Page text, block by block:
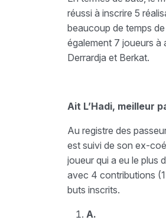
réussi à inscrire 5
beaucoup de temps
également 7 joueurs à
Derrardja et Berkat.
Ait L’Hadi, meilleur
Au registre des
est suivi de son ex-
joueur qui a eu le plus
avec 4 contributions
buts inscrits.
A.